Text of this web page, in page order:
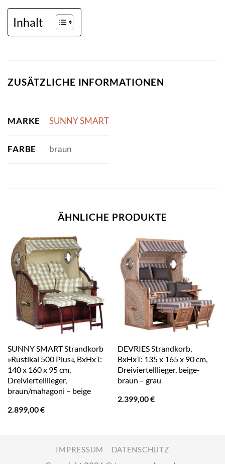
Inhalt
ZUSÄTZLICHE INFORMATIONEN
MARKE SUNNY SMART
FARBE braun
ÄHNLICHE PRODUKTE
SUNNY SMART Strandkorb
»Rustikal 500 Plus«, BxHxT:
140 x 160 x 95 cm,
Dreiviertelllieger,
braun/mahagoni – beige
2.899,00€
DEVRIES Strandkorb,
BxHxT: 135 x 165 x 90 cm,
Dreiviertelllieger, beige-
braun – grau
2.399,00€
IMPRESSUM DATENSCHUTZ